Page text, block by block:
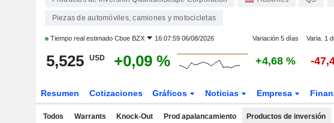
Piezas de automóviles, camiones y motocicletas
Tiempo real estimado Cboe BZX 16:07:59 06/08/2026 Variación 5 días Varia. 1
5,525 USD +0,09 % +4,68 % -
Resumen Cotizaciones Gráficos Noticias Empresa
Todos Warrants Knock-Out Prod apalancamiento Productos de inversión